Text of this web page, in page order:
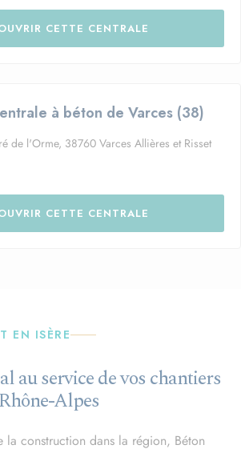
CETTE CENTRALE
à béton de Varces (38)
de l'Orme, 38760 Varces Allières et Risset
CETTE CENTRALE
EN ISÈRE
au service de vos chantiers
Alpes
la construction dans la région, Béton